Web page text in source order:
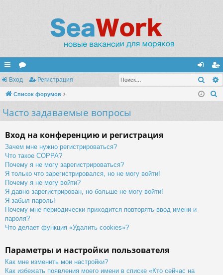
с
ы
лк
ор
ум
ы
хо
д
ег
ис
Вход Регистрация
Список форумов
Часто задаваемые вопросы
Вход на конференцию и регистрация
Зачем мне нужно регистрироваться?
Что такое COPPA?
Почему я не могу зарегистрироваться?
Я только что зарегистрировался, но не могу войти!
Почему я не могу войти?
Я давно зарегистрирован, но больше не могу войти!
Я забыл пароль!
Почему мне периодически приходится повторять ввод имени и
пароля?
Что делает функция «Удалить cookies»?
Параметры и настройки пользователя
Как мне изменить мои настройки?
Как избежать появления моего имени в списке «Кто сейчас на